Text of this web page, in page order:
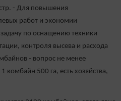
- Для повышения
работ и экономии
по оснащению техники
контроля высева и расхода
- вопрос не менее
комбайн 500 га, есть хозяйства,